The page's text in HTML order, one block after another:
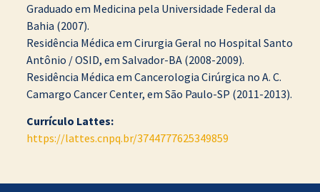
Graduado em Medicina pela Universidade Federal da
Bahia (2007).
Residência Médica em Cirurgia Geral no Hospital Santo
Antônio / OSID, em Salvador-BA (2008-2009).
Residência Médica em Cancerologia Cirúrgica no A. C.
Camargo Cancer Center, em São Paulo-SP (2011-2013).
Currículo Lattes:
https://lattes.cnpq.br/3744777625349859